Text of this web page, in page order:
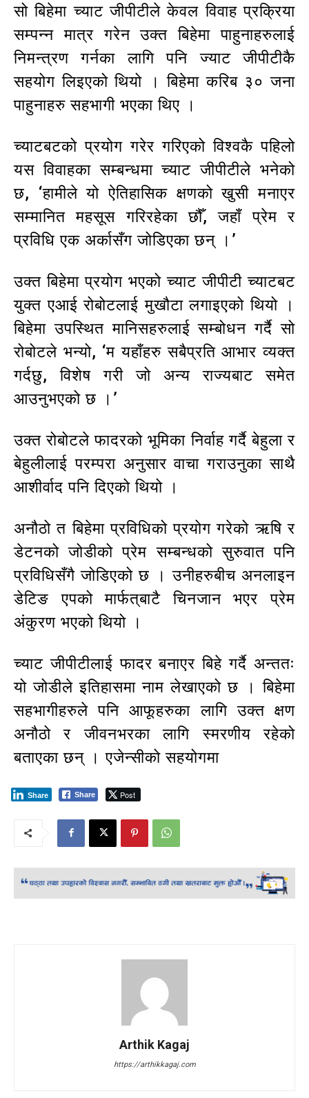
सो बिहेमा च्याट जीपीटीले केवल विवाह प्रक्रिया
सम्पन्न मात्र गरेन उक्त बिहेमा पाहुनाहरुलाई
निमन्त्रण गर्नका लागि पनि ज्याट जीपीटीकै
सहयोग लिइएको थियो । बिहेमा करिब ३० जना
पाहुनाहरु सहभागी भएका थिए ।
च्याटबटको प्रयोग गरेर गरिएको विश्वकै पहिलो
यस विवाहका सम्बन्धमा च्याट जीपीटीले भनेको
छ, ‘हामीले यो ऐतिहासिक क्षणको खुसी मनाएर
सम्मानित महसूस गरिरहेका छौँ, जहाँ प्रेम र
प्रविधि एक अर्कासँग जोडिएका छन् ।’
उक्त बिहेमा प्रयोग भएको च्याट जीपीटी च्याटबट
युक्त एआई रोबोटलाई मुखौटा लगाइएको थियो ।
बिहेमा उपस्थित मानिसहरुलाई सम्बोधन गर्दै सो
रोबोटले भन्यो, ‘म यहाँहरु सबैप्रति आभार व्यक्त
गर्दछु, विशेष गरी जो अन्य राज्यबाट समेत
आउनुभएको छ ।’
उक्त रोबोटले फादरको भूमिका निर्वाह गर्दै बेहुला र
बेहुलीलाई परम्परा अनुसार वाचा गराउनुका साथै
आशीर्वाद पनि दिएको थियो ।
अनौठो त बिहेमा प्रविधिको प्रयोग गरेको ऋषि र
डेटनको जोडीको प्रेम सम्बन्धको सुरुवात पनि
प्रविधिसँगै जोडिएको छ । उनीहरुबीच अनलाइन
डेटिङ एपको मार्फत्‌बाटै चिनजान भएर प्रेम
अंकुरण भएको थियो ।
च्याट जीपीटीलाई फादर बनाएर बिहे गर्दै अन्ततः
यो जोडीले इतिहासमा नाम लेखाएको छ । बिहेमा
सहभागीहरुले पनि आफूहरुका लागि उक्त क्षण
अनौठो र जीवनभरका लागि स्मरणीय रहेको
बताएका छन् । एजेन्सीको सहयोगमा
Share Post
Share
Arthik Kagaj
https://arthikkagaj.com